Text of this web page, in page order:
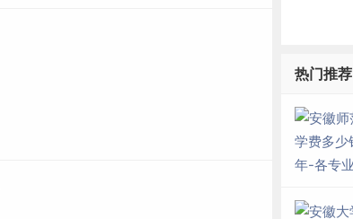
热门推荐